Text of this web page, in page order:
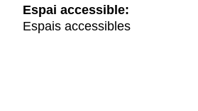
Espai accessible:
Espais accessibles